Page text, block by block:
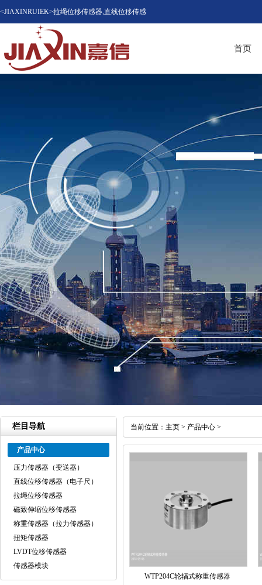
<JIAXINRUIEK>拉绳位移传感器,直线位移传感
器（位移计），磁致伸缩位移传感器，LVDT位
移传感器知名品牌供应商
首页
栏目导航
产品中心
压力传感器（变送器）
直线位移传感器（电子尺）
拉绳位移传感器
磁致伸缩位移传感器
称重传感器（拉力传感器）
扭矩传感器
LVDT位移传感器
传感器模块
当前位置： 主页 > 产品中心 >
WTP204C轮辐式称重传感器